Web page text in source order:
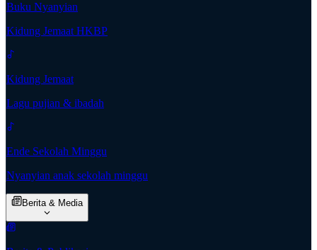
Buku Nyanyian
Kidung Jemaat HKBP
Kidung Jemaat
Lagu pujian & ibadah
Ende Sekolah Minggu
Nyanyian anak sekolah minggu
Berita & Media